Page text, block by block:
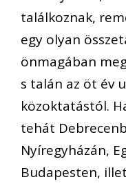
találkoznak,
egy olyan
önmagában
s talán az öt év
közoktatástól.
tehát
Nyíregyházán,
Budapesten,